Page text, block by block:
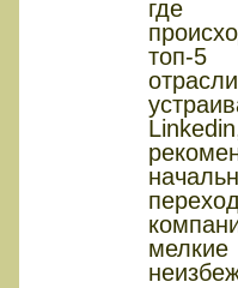
где
топ-5